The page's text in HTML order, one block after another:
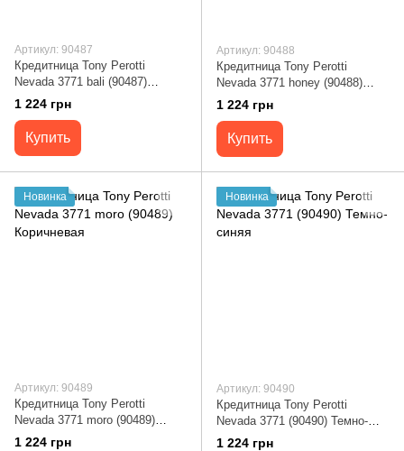
Артикул: 90487
Кредитница Tony Perotti
Nevada 3771 bali (90487)
Бордовая
1 224 грн
Купить
Артикул: 90488
Кредитница Tony Perotti
Nevada 3771 honey (90488)
Медовая
1 224 грн
Купить
Новинка
Артикул: 90489
Кредитница Tony Perotti
Nevada 3771 moro (90489)
Коричневая
1 224 грн
Новинка
Артикул: 90490
Кредитница Tony Perotti
Nevada 3771 (90490) Темно-
синяя
1 224 грн